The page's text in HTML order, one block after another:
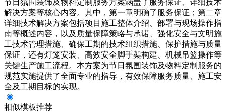
节日氛围装饰及物料定制服务方案涵盖了服务保证、详细技术
解决方案等核心内容。其中，第一章明确了服务保证；第二章
详细技术解决方案包括项目施工整体介绍、部署与现场操作指
南等概述内容，以及质量保障策略与承诺、强化安全与文明施
工技术管理措施、确保工期的技术组织措施、保护措施与质量
保证，还有灯笼安装、高效安全脚手架构建、机械吊篮操作等
关键生产施工流程。本方案为节日氛围装饰及物料定制服务的
规范实施提供了全面专业的指导，有效保障服务质量、施工安
全及工期目标的实现。
相似模板推荐